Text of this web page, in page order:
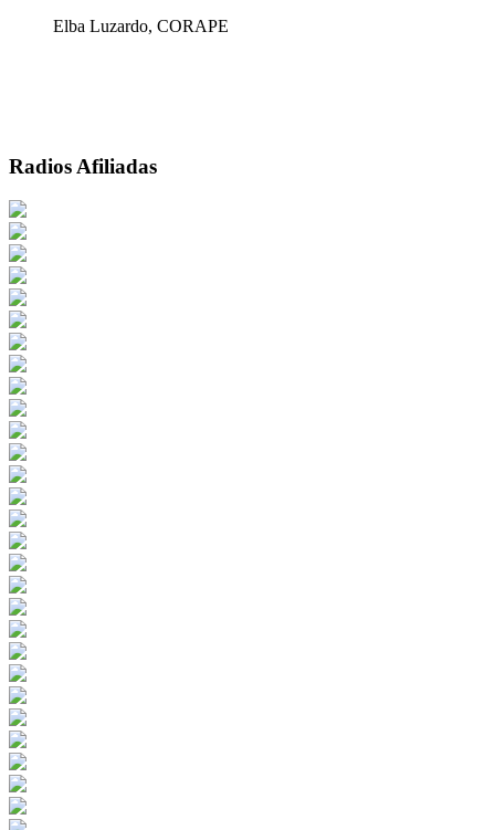
Elba Luzardo, CORAPE
Radios Afiliadas